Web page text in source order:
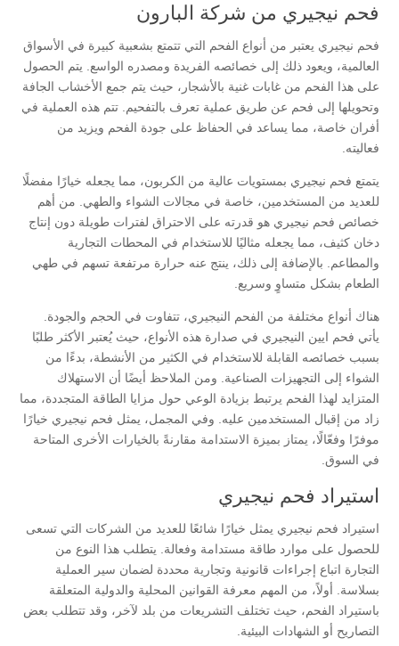
فحم نيجيري من شركة البارون
فحم نيجيري يعتبر من أنواع الفحم التي تتمتع بشعبية كبيرة في الأسواق
العالمية، ويعود ذلك إلى خصائصه الفريدة ومصدره الواسع. يتم الحصول
على هذا الفحم من غابات غنية بالأشجار، حيث يتم جمع الأخشاب الجافة
وتحويلها إلى فحم عن طريق عملية تعرف بالتفحيم. تتم هذه العملية في
أفران خاصة، مما يساعد في الحفاظ على جودة الفحم ويزيد من
فعاليته.
يتمتع فحم نيجيري بمستويات عالية من الكربون، مما يجعله خيارًا مفضلًا
للعديد من المستخدمين، خاصة في مجالات الشواء والطهي. من أهم
خصائص فحم نيجيري هو قدرته على الاحتراق لفترات طويلة دون إنتاج
دخان كثيف، مما يجعله مثاليًا للاستخدام في المحطات التجارية
والمطاعم. بالإضافة إلى ذلك، ينتج عنه حرارة مرتفعة تسهم في طهي
الطعام بشكل متساوٍ وسريع.
هناك أنواع مختلفة من الفحم النيجيري، تتفاوت في الحجم والجودة.
يأتي فحم ايين النيجيري في صدارة هذه الأنواع، حيث يُعتبر الأكثر طلبًا
بسبب خصائصه القابلة للاستخدام في الكثير من الأنشطة، بدءًا من
الشواء إلى التجهيزات الصناعية. ومن الملاحظ أيضًا أن الاستهلاك
المتزايد لهذا الفحم يرتبط بزيادة الوعي حول مزايا الطاقة المتجددة، مما
زاد من إقبال المستخدمين عليه. وفي المجمل، يمثل فحم نيجيري خيارًا
موفرًا وفعّالًا، يمتاز بميزة الاستدامة مقارنةً بالخيارات الأخرى المتاحة
في السوق.
استيراد فحم نيجيري
استيراد فحم نيجيري يمثل خيارًا شائعًا للعديد من الشركات التي تسعى
للحصول على موارد طاقة مستدامة وفعالة. يتطلب هذا النوع من
التجارة اتباع إجراءات قانونية وتجارية محددة لضمان سير العملية
بسلاسة. أولاً، من المهم معرفة القوانين المحلية والدولية المتعلقة
باستيراد الفحم، حيث تختلف التشريعات من بلد لآخر، وقد تتطلب بعض
التصاريح أو الشهادات البيئية.